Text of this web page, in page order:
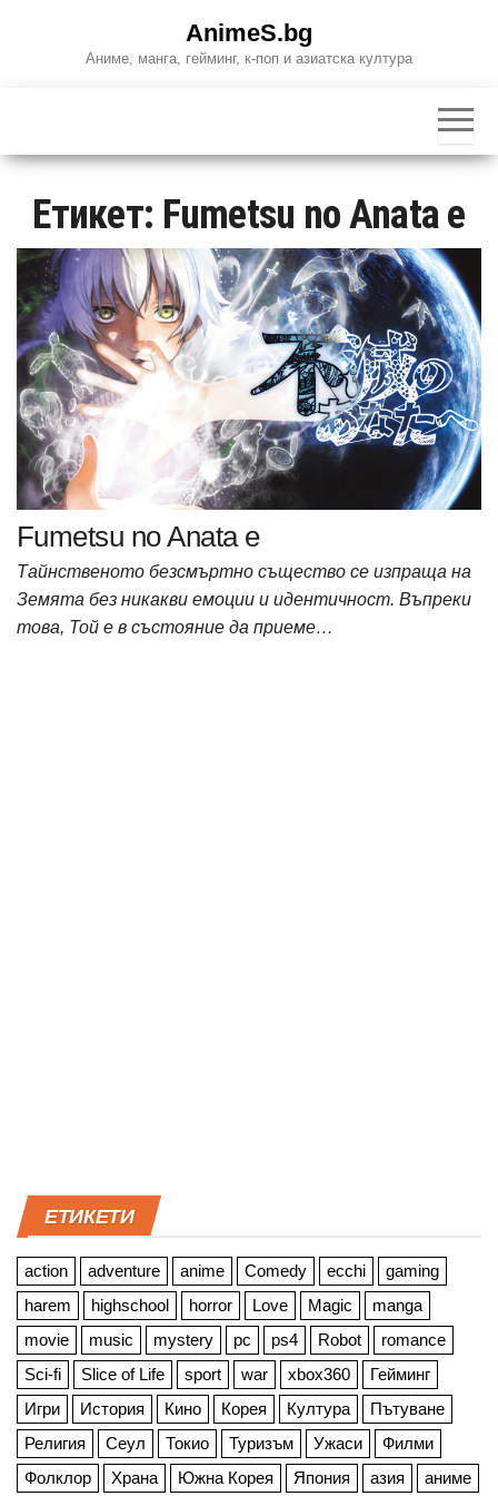
AnimeS.bg
Аниме, манга, гейминг, к-поп и азиатска култура
Етикет: Fumetsu no Anata e
Fumetsu no Anata e
Тайнственото безсмъртно същество се изпраща на
Земята без никакви емоции и идентичност. Въпреки
това, Той е в състояние да приеме…
ЕТИКЕТИ
action adventure anime Comedy ecchi
gaming
harem
highschool horror Love Magic
manga
movie
music mystery pc ps4 Robot
romance
Sci-fi
Slice of Life sport war xbox360
Гейминг
Игри
История Кино Корея Култура
Пътуване
Религия
Сеул Токио Туризъм Ужаси
Филми
Фолклор
Храна Южна Корея Япония азия аниме